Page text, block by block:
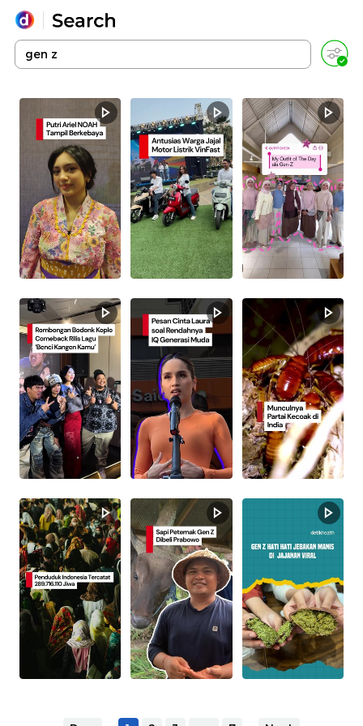
Yang sedang ramai dicari
Loading...
Promoted
Terakhir yang dicari